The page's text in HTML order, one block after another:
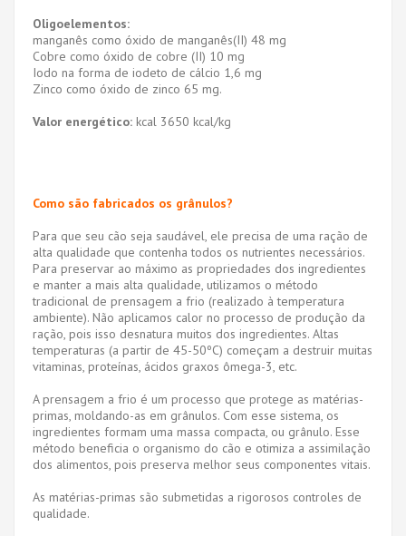
Oligoelementos:
manganês como óxido de manganês(II) 48 mg
Cobre como óxido de cobre (II) 10 mg
Iodo na forma de iodeto de cálcio 1,6 mg
Zinco como óxido de zinco 65 mg.
Valor energético: kcal 3650 kcal/kg
Como são fabricados os grânulos?
Para que seu cão seja saudável, ele precisa de uma ração de
alta qualidade que contenha todos os nutrientes necessários.
Para preservar ao máximo as propriedades dos ingredientes
e manter a mais alta qualidade, utilizamos o método
tradicional de prensagem a frio (realizado à temperatura
ambiente). Não aplicamos calor no processo de produção da
ração, pois isso desnatura muitos dos ingredientes. Altas
temperaturas (a partir de 45-50ºC) começam a destruir muitas
vitaminas, proteínas, ácidos graxos ômega-3, etc.
A prensagem a frio é um processo que protege as matérias-
primas, moldando-as em grânulos. Com esse sistema, os
ingredientes formam uma massa compacta, ou grânulo. Esse
método beneficia o organismo do cão e otimiza a assimilação
dos alimentos, pois preserva melhor seus componentes vitais.
As matérias-primas são submetidas a rigorosos controles de
qualidade.